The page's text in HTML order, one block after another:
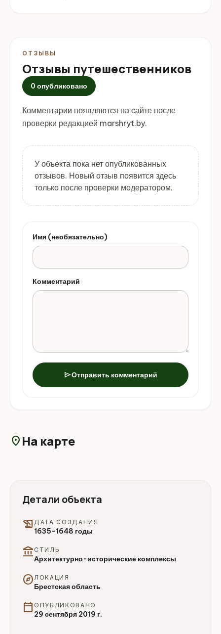
ОТЗЫВЫ
Отзывы путешественников
0 опубликовано
Комментарии появляются на сайте после
проверки редакцией marshryt.by.
У объекта пока нет опубликованных
отзывов. Новый отзыв появится здесь
только после проверки модератором.
Имя (необязательно)
Комментарий
sendОтправить комментарий
location_on На карте
Детали объекта
history_edu ДАТА СОЗДАНИЯ
1635-1648 годы
account_balance СТИЛЬ
Архитектурно-исторические комплексы
explore ЛОКАЦИЯ
Брестская область
calendar_today ОПУБЛИКОВАНО
29 сентября 2019 г.